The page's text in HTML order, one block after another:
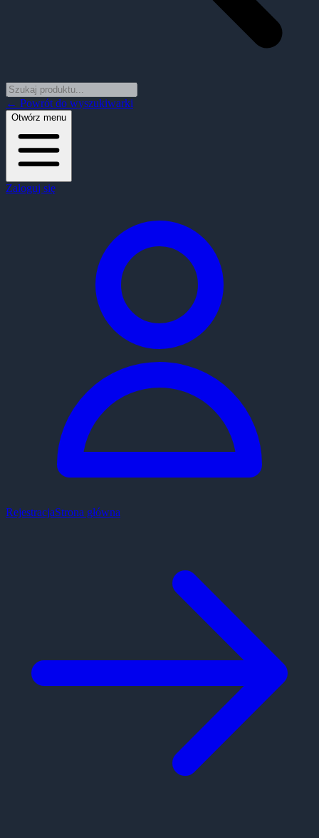
← Powrót do wyszukiwarki
Otwórz menu
Zaloguj się
RejestracjaStrona główna